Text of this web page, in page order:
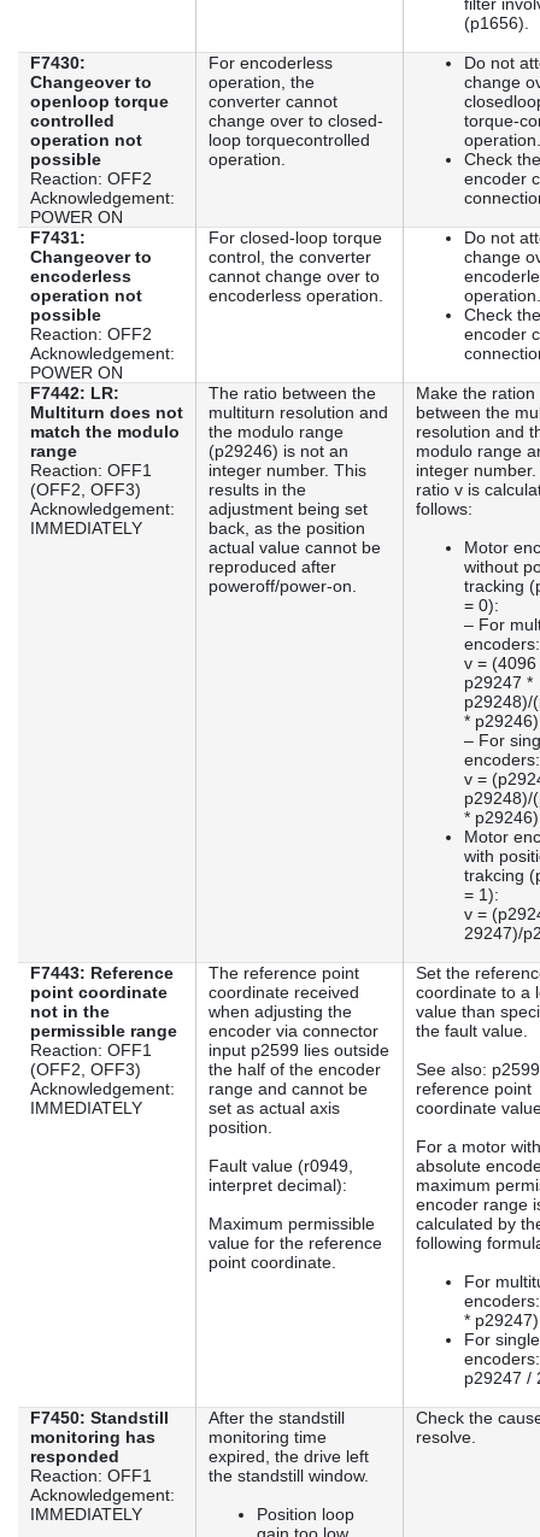
(p1656).
F7430:
Changeover to
openloop torque
controlled
operation not
possible
Reaction: OFF2
Acknowledgement:
POWER ON
For encoderless
operation, the
converter cannot
change over to closed-
loop torquecontrolled
operation.
Do not
change
torque-
operation.
Check the
encoder
F7431:
Changeover to
encoderless
operation not
possible
Reaction: OFF2
Acknowledgement:
POWER ON
For closed-loop torque
control, the converter
cannot change over to
encoderless operation.
Do not
change
operation.
Check the
encoder
F7442: LR:
Multiturn does not
match the modulo
range
Reaction: OFF1
(OFF2, OFF3)
Acknowledgement:
IMMEDIATELY
The ratio between the
multiturn resolution and
the modulo range
(p29246) is not an
integer number. This
results in the
adjustment being set
back, as the position
actual value cannot be
reproduced after
poweroff/power-on.
Make the ration
between the
resolution and
modulo range
integer
ratio v is
follows:
Motor
without
tracking
= 0):
– For
encoders:
v = (4096
p29247 *
p29248)/
* p29246)
– For
encoders:
v =
p29248)/
* p29246)
Motor
with
trakcing
= 1):
v =
29247)/
F7443: Reference
point coordinate
not in the
permissible range
Reaction: OFF1
(OFF2, OFF3)
Acknowledgement:
IMMEDIATELY
The reference point
coordinate received
when adjusting the
encoder via connector
input p2599 lies outside
the half of the encoder
range and cannot be
set as actual axis
position.
Fault value (r0949,
interpret decimal):
Maximum permissible
value for the reference
point coordinate.
Set the
coordinate to a
value than
the fault value.
See also:
reference point
coordinate
For a motor
absolute
maximum
encoder range
calculated by
following
For
*
For
encoders:
p29247 /
F7450: Standstill
monitoring has
responded
Reaction: OFF1
Acknowledgement:
IMMEDIATELY
After the standstill
monitoring time
expired, the drive left
the standstill window.
Position loop
Check the
resolve.